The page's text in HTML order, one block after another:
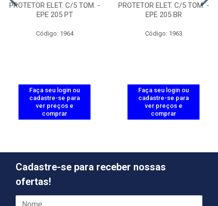
PROTETOR ELET. C/5 TOM. -
EPE 205 PT
Código: 1964
Faça seu login ou
cadastre-se para
ver preços e
comprar
PROTETOR ELET. C/5 TOM. -
EPE 205 BR
Código: 1963
Faça seu login ou
cadastre-se para
ver preços e
comprar
Cadastre-se para receber nossas
ofertas!